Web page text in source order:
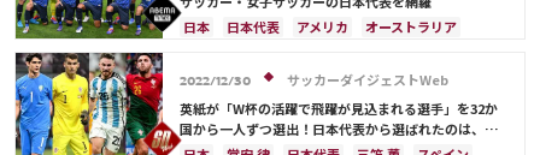
日本
日本代表 アメリカ
オーストラリア
カタール
イラン 韓国 ドイツ
スペイン
フランス
ベルギー スイス
イングランド
オランダ
ポルトガル デンマーク
セルビア
2022/12/30
サッカーダイジェストWeb
英紙が「W杯の活躍で飛躍が見込まれる選手」を32か
国から一人ずつ選出！日本代表から選ばれたのは、堂
安や三笘ではなく…